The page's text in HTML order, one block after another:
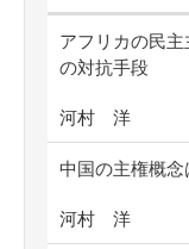
アフリカの民
の対抗手段
河村 洋
中国の主権概
河村 洋